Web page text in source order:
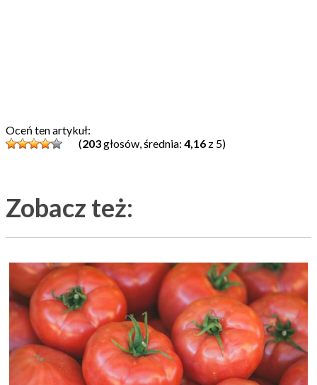
Oceń ten artykuł:
(203głosów, średnia: 4,16 z 5)
Zobacz też: